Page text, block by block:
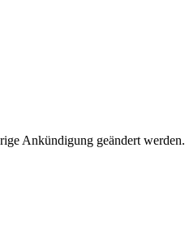
Ankündigung geändert werden.